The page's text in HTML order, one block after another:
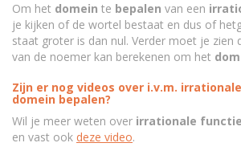
Om het domein te bepalen van een
je kijken of de wortel bestaat en dus of
staat groter is dan nul. Verder moet je zien
van de noemer kan berekenen om het
Zijn er nog videos over i.v.m.
domein bepalen?
Wil je meer weten over irrationale
en vast ook deze video.